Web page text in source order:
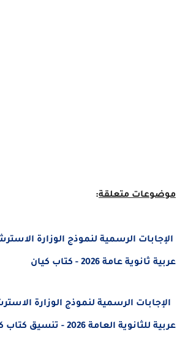
متعلقة:
الرسمية لنموذج الوزارة الاسترشادي
عامة 2026 - كتاب كيان
الرسمية لنموذج الوزارة الاسترشادي
العامة 2026 - تنسيق كتاب كيان